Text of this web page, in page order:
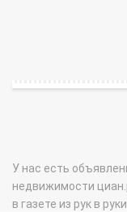
У нас есть
недвижимости
в газете из рук в